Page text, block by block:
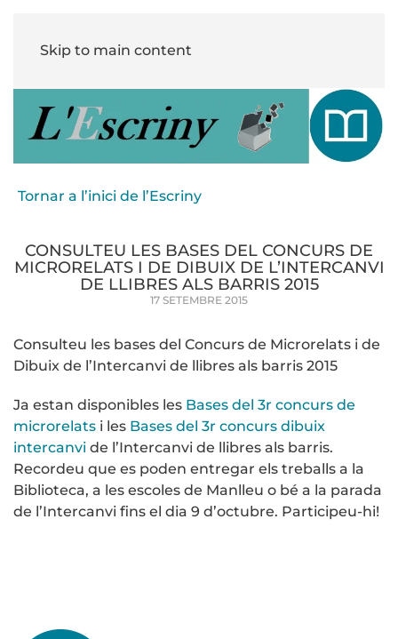
Skip to main content
Tornar a l’inici de l’Escriny
CONSULTEU LES BASES DEL CONCURS DE
MICRORELATS I DE DIBUIX DE L’INTERCANVI
DE LLIBRES ALS BARRIS 2015
17 SETEMBRE 2015
Consulteu les bases del Concurs de Microrelats i de
Dibuix de l’Intercanvi de llibres als barris 2015
Ja estan disponibles les Bases del 3r concurs de
microrelats i les Bases del 3r concurs dibuix
intercanvi de l’Intercanvi de llibres als barris.
Recordeu que es poden entregar els treballs a la
Biblioteca, a les escoles de Manlleu o bé a la parada
de l’Intercanvi fins el dia 9 d’octubre. Participeu-hi!